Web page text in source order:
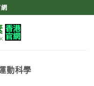
動科學